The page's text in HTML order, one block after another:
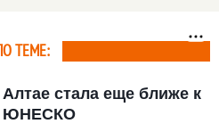
ТЕМЕ:
стала еще ближе к
ЮНЕСКО